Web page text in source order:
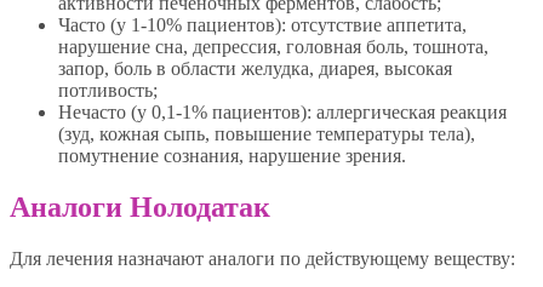
Часто (у 1-10% пациентов): отсутствие аппетита,
нарушение сна, депрессия, головная боль, тошнота,
запор, боль в области желудка, диарея, высокая
потливость;
Нечасто (у 0,1-1% пациентов): аллергическая реакция
(зуд, кожная сыпь, повышение температуры тела),
помутнение сознания, нарушение зрения.
Аналоги Нолодатак
Для лечения назначают аналоги по действующему веществу: